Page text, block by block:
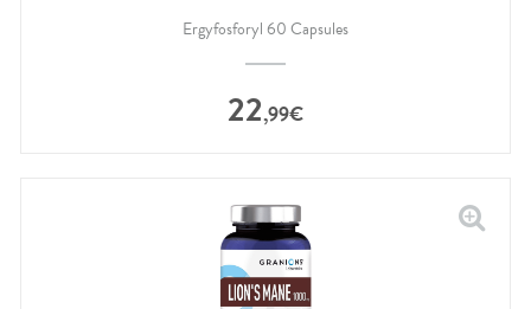
Ergyfosforyl 60 Capsules
22,99€